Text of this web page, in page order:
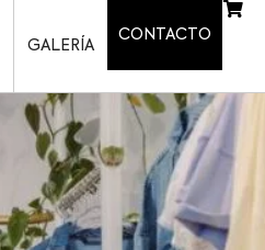
GALERÍA
CONTACTO